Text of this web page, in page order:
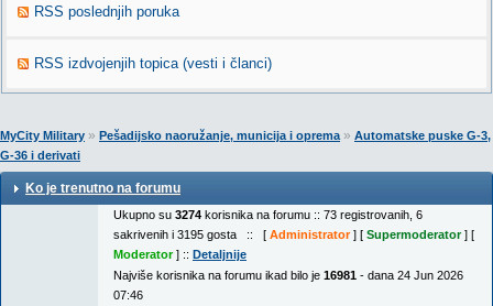
RSS poslednjih poruka
RSS izdvojenjih topica (vesti i članci)
MyCity Military » Pešadijsko naoružanje, municija i oprema» Automatske puske G-3,
G-36 i derivati
Ko je trenutno na forumu
Ukupno su 3274 korisnika na forumu :: 73 registrovanih, 6
sakrivenih i 3195 gosta :: [ Administrator] [ Supermoderator] [
Moderator] :: Detaljnije
Najviše korisnika na forumu ikad bilo je 16981 - dana 24 Jun 2026
07:46